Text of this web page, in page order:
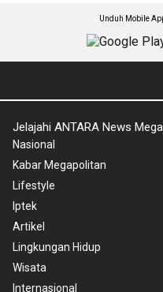
Unduh Mobile
Jelajahi ANTARA News
Nasional
Kabar Megapolitan
Lifestyle
Iptek
Artikel
Lingkungan Hidup
Wisata
Internasional